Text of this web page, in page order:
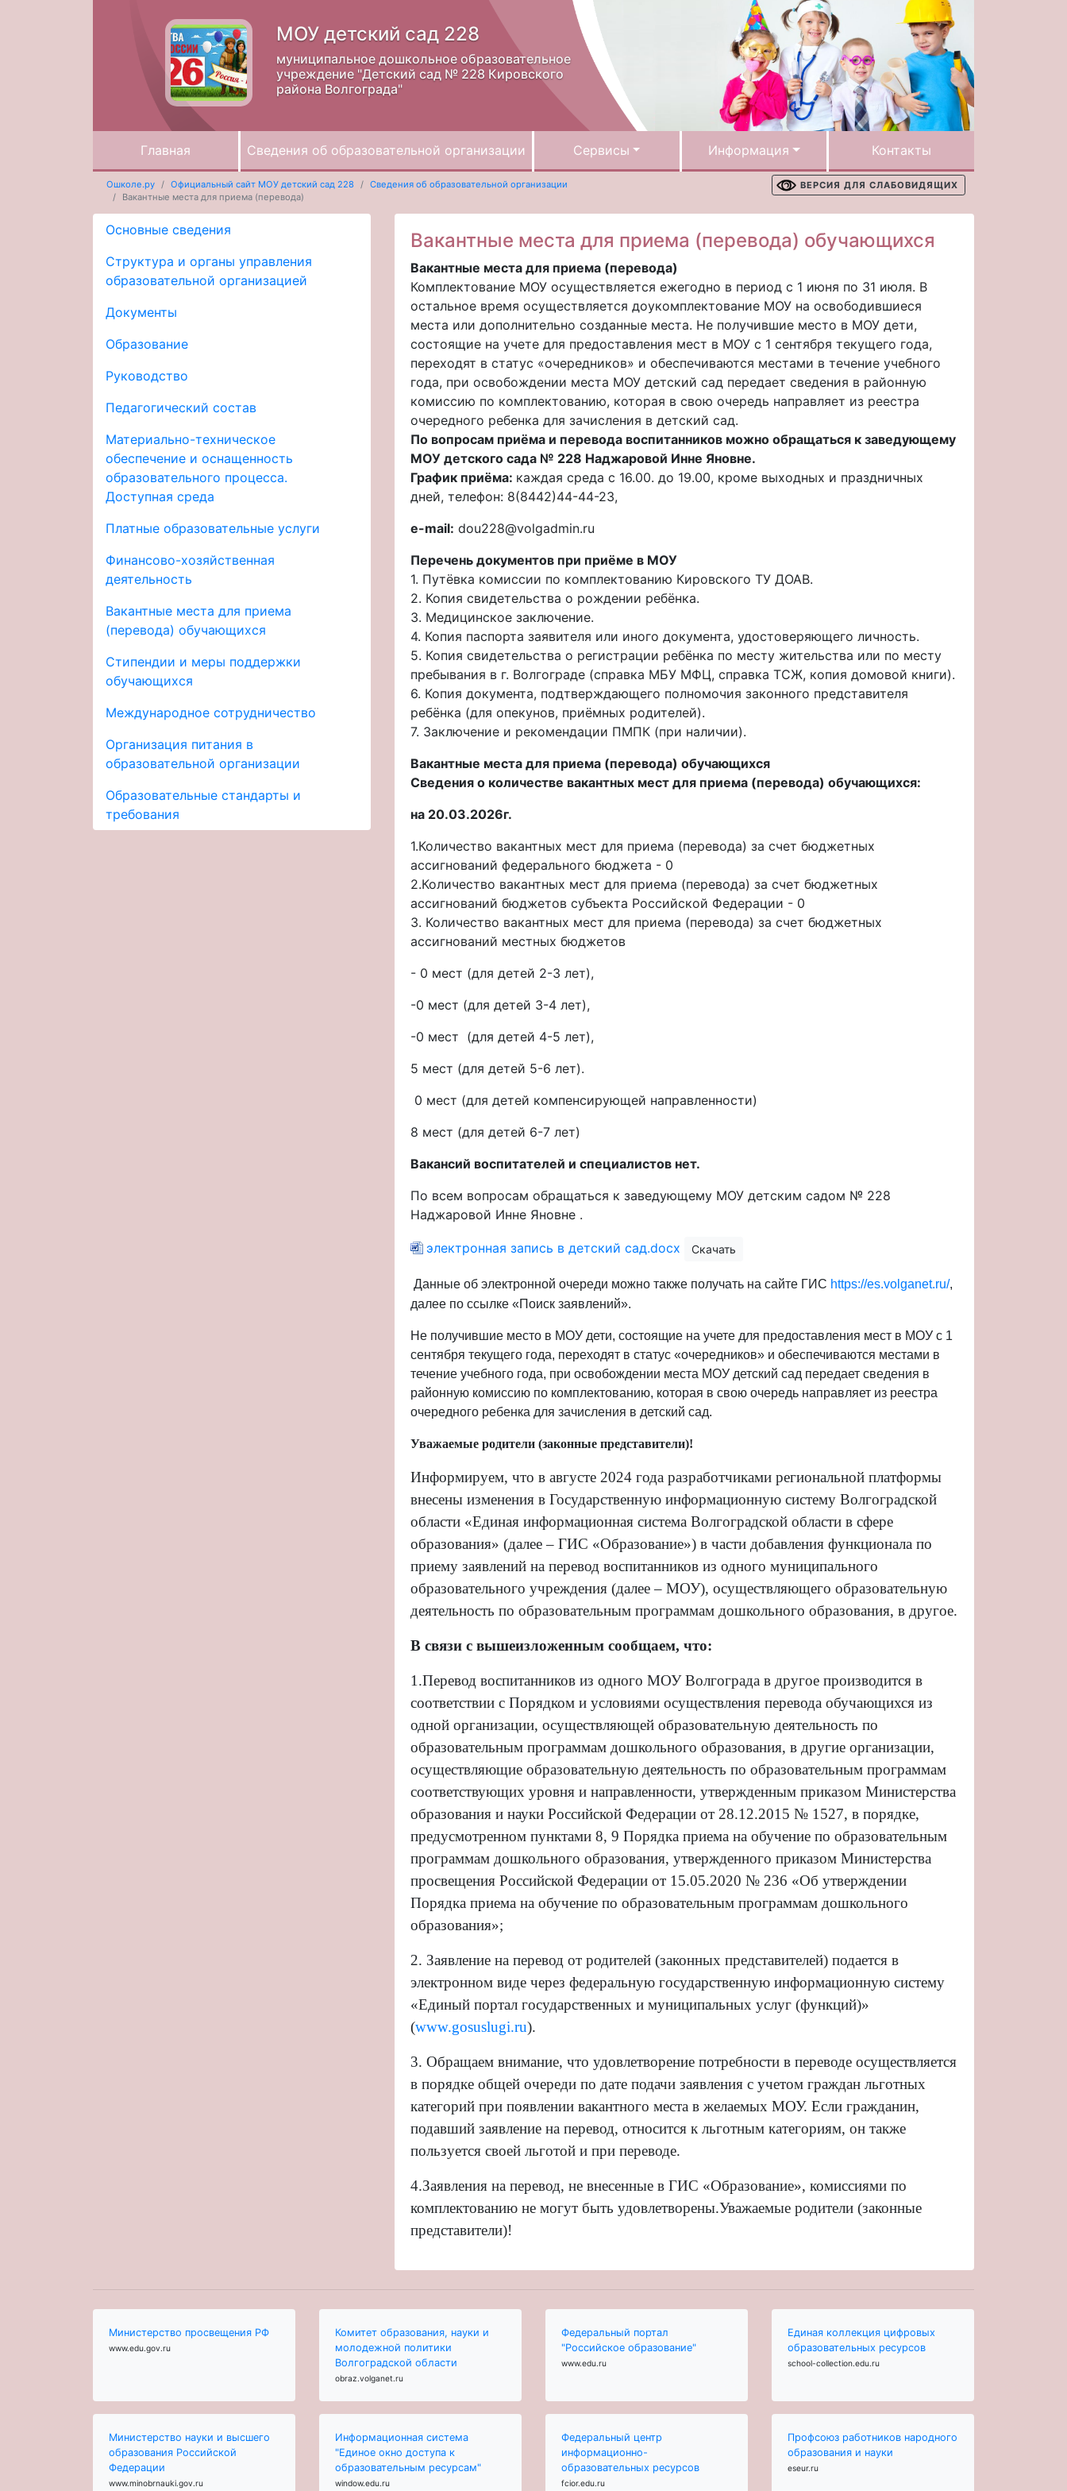
МОУ детский сад 228
муниципальное дошкольное образовательное
учреждение "Детский сад № 228 Кировского
района Волгограда"
Главная Сведения об образовательной организации Сервисы Информация Контакты
Ошколе.ру Официальный сайт МОУ детский сад 228
Сведения об образовательной организации
Вакантные места для приема (перевода)
ВЕРСИЯ ДЛЯ СЛАБОВИДЯЩИХ
Основные сведения
Структура и органы управления
образовательной организацией
Документы
Образование
Руководство
Педагогический состав
Материально-техническое
обеспечение и оснащенность
образовательного процесса.
Доступная среда
Платные образовательные услуги
Финансово-хозяйственная
деятельность
Вакантные места для приема
(перевода) обучающихся
Стипендии и меры поддержки
обучающихся
Международное сотрудничество
Организация питания в
образовательной организации
Образовательные стандарты и
требования
Вакантные места для приема (перевода) обучающихся
Вакантные места для приема (перевода)
Комплектование МОУ осуществляется ежегодно в период с 1 июня по 31 июля. В
остальное время осуществляется доукомплектование МОУ на освободившиеся
места или дополнительно созданные места. Не получившие место в МОУ дети,
состоящие на учете для предоставления мест в МОУ с 1 сентября текущего года,
переходят в статус «очередников» и обеспечиваются местами в течение учебного
года, при освобождении места МОУ детский сад передает сведения в районную
комиссию по комплектованию, которая в свою очередь направляет из реестра
очередного ребенка для зачисления в детский сад.
По вопросам приёма и перевода воспитанников можно обращаться к заведующему
МОУ детского сада № 228 Наджаровой Инне Яновне.
График приёма: каждая среда с 16.00. до 19.00, кроме выходных и праздничных
дней, телефон: 8(8442)44-44-23,
e-mail: dou228@volgadmin.ru
Перечень документов при приёме в МОУ
1. Путёвка комиссии по комплектованию Кировского ТУ ДОАВ.
2. Копия свидетельства о рождении ребёнка.
3. Медицинское заключение.
4. Копия паспорта заявителя или иного документа, удостоверяющего личность.
5. Копия свидетельства о регистрации ребёнка по месту жительства или по месту
пребывания в г. Волгограде (справка МБУ МФЦ, справка ТСЖ, копия домовой книги).
6. Копия документа, подтверждающего полномочия законного представителя
ребёнка (для опекунов, приёмных родителей).
7. Заключение и рекомендации ПМПК (при наличии).
Вакантные места для приема (перевода) обучающихся
Сведения о количестве вакантных мест для приема (перевода) обучающихся:
на 20.03.2026г.
1.Количество вакантных мест для приема (перевода) за счет бюджетных
ассигнований федерального бюджета - 0
2.Количество вакантных мест для приема (перевода) за счет бюджетных
ассигнований бюджетов субъекта Российской Федерации - 0
3. Количество вакантных мест для приема (перевода) за счет бюджетных
ассигнований местных бюджетов
- 0 мест (для детей 2-3 лет),
-0 мест (для детей 3-4 лет),
-0 мест (для детей 4-5 лет),
5 мест (для детей 5-6 лет).
0 мест (для детей компенсирующей направленности)
8 мест (для детей 6-7 лет)
Вакансий воспитателей и специалистов нет.
По всем вопросам обращаться к заведующему МОУ детским садом № 228
Наджаровой Инне Яновне .
электронная запись в детский сад.docx Скачать
Данные об электронной очереди можно также получать на сайте ГИС https://es.volganet.ru/,
далее по ссылке «Поиск заявлений».
Не получившие место в МОУ дети, состоящие на учете для предоставления мест в МОУ с 1
сентября текущего года, переходят в статус «очередников» и обеспечиваются местами в
течение учебного года, при освобождении места МОУ детский сад передает сведения в
районную комиссию по комплектованию, которая в свою очередь направляет из реестра
очередного ребенка для зачисления в детский сад.
Уважаемые родители (законные представители)!
Информируем, что в августе 2024 года разработчиками региональной платформы
внесены изменения в Государственную информационную систему Волгоградской
области «Единая информационная система Волгоградской области в сфере
образования» (далее – ГИС «Образование») в части добавления функционала по
приему заявлений на перевод воспитанников из одного муниципального
образовательного учреждения (далее – МОУ), осуществляющего образовательную
деятельность по образовательным программам дошкольного образования, в другое.
В связи с вышеизложенным сообщаем, что:
1.Перевод воспитанников из одного МОУ Волгограда в другое производится в
соответствии с Порядком и условиями осуществления перевода обучающихся из
одной организации, осуществляющей образовательную деятельность по
образовательным программам дошкольного образования, в другие организации,
осуществляющие образовательную деятельность по образовательным программам
соответствующих уровня и направленности, утвержденным приказом Министерства
образования и науки Российской Федерации от 28.12.2015 № 1527, в порядке,
предусмотренном пунктами 8, 9 Порядка приема на обучение по образовательным
программам дошкольного образования, утвержденного приказом Министерства
просвещения Российской Федерации от 15.05.2020 № 236 «Об утверждении
Порядка приема на обучение по образовательным программам дошкольного
образования»;
2. Заявление на перевод от родителей (законных представителей) подается в
электронном виде через федеральную государственную информационную систему
«Единый портал государственных и муниципальных услуг (функций)»
(www.gosuslugi.ru).
3. Обращаем внимание, что удовлетворение потребности в переводе осуществляется
в порядке общей очереди по дате подачи заявления с учетом граждан льготных
категорий при появлении вакантного места в желаемых МОУ. Если гражданин,
подавший заявление на перевод, относится к льготным категориям, он также
пользуется своей льготой и при переводе.
4.Заявления на перевод, не внесенные в ГИС «Образование», комиссиями по
комплектованию не могут быть удовлетворены.Уважаемые родители (законные
представители)!
Министерство просвещения РФ
www.edu.gov.ru
Комитет образования, науки и
молодежной политики
Волгоградской области
obraz.volganet.ru
Федеральный портал
"Российское образование"
www.edu.ru
Единая коллекция цифровых
образовательных ресурсов
school-collection.edu.ru
Министерство науки и высшего
образования Российской
Федерации
www.minobrnauki.gov.ru
Информационная система
"Единое окно доступа к
образовательным ресурсам"
window.edu.ru
Федеральный центр
информационно-
образовательных ресурсов
fcior.edu.ru
Профсоюз работников народного
образования и науки
eseur.ru